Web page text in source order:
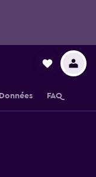
Données FAQ